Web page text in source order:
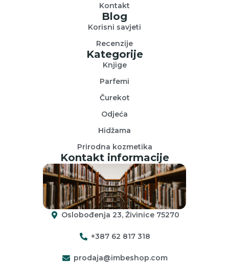
Kontakt
Blog
Korisni savjeti
Recenzije
Kategorije
Knjige
Parfemi
Čurekot
Odjeća
Hidžama
Prirodna kozmetika
Kontakt informacije
Oslobođenja 23, Živinice 75270
+387 62 817 318
prodaja@imbeshop.com